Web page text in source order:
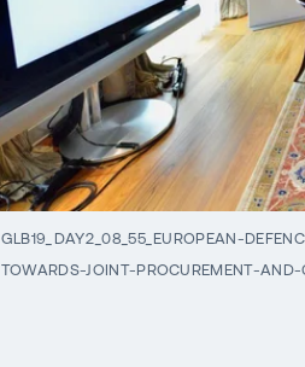
GLB19_DAY2_08_55_EUROPEAN-
TOWARDS-JOINT-PROCUREMENT-